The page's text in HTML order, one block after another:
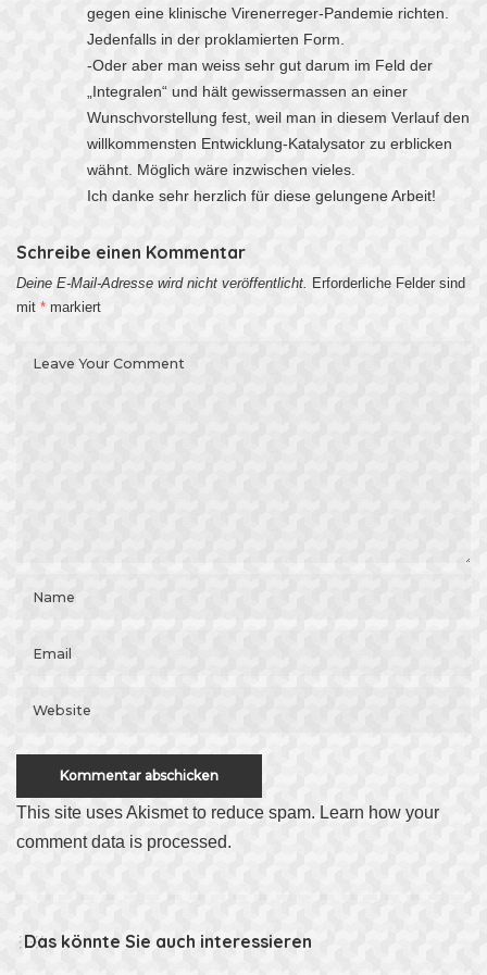
gegen eine klinische Virenerreger-Pandemie richten.
Jedenfalls in der proklamierten Form.
-Oder aber man weiss sehr gut darum im Feld der
„Integralen“ und hält gewissermassen an einer
Wunschvorstellung fest, weil man in diesem Verlauf den
willkommensten Entwicklung-Katalysator zu erblicken
wähnt. Möglich wäre inzwischen vieles.
Ich danke sehr herzlich für diese gelungene Arbeit!
Schreibe einen Kommentar
Deine E-Mail-Adresse wird nicht veröffentlicht. Erforderliche Felder sind
mit * markiert
This site uses Akismet to reduce spam. Learn how your
comment data is processed.
Das könnte Sie auch interessieren